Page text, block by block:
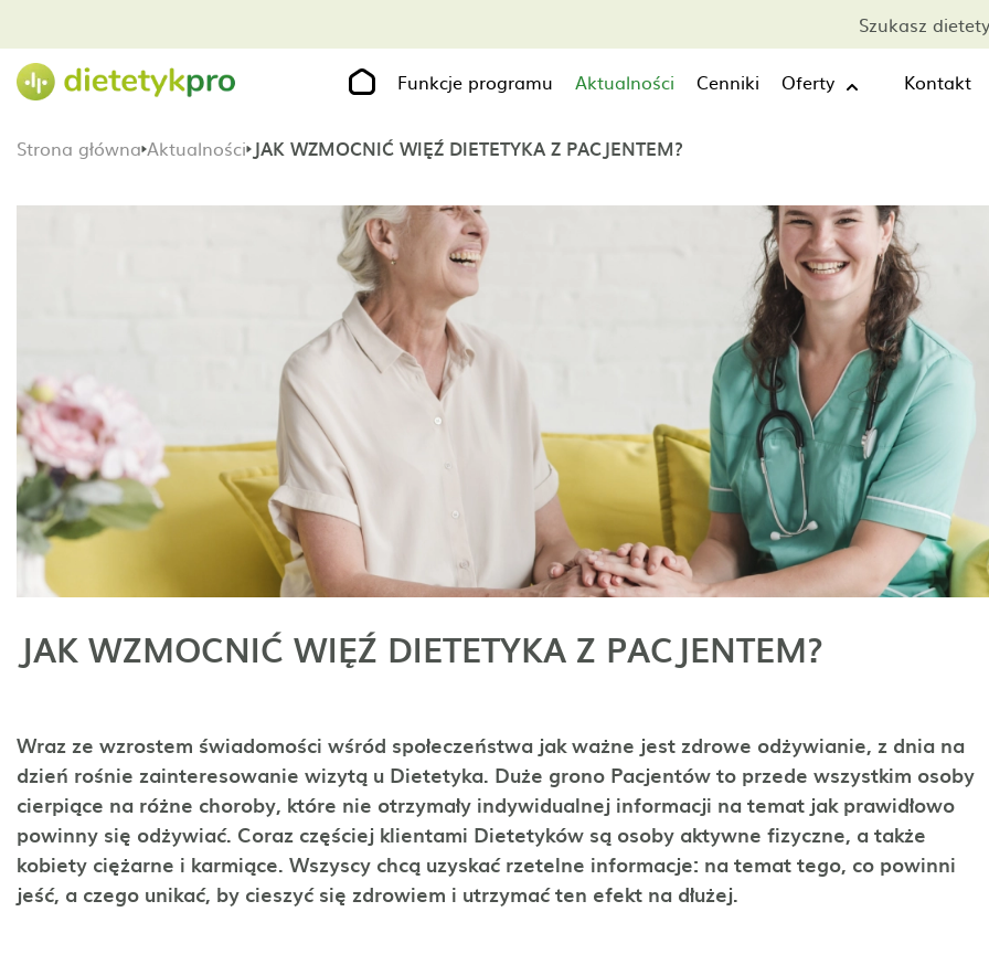
Szukasz
Funkcje programu Aktualności Cenniki Oferty Kontakt
Strona główna Aktualności JAK WZMOCNIĆ WIĘŹ DIETETYKA Z PACJENTEM?
JAK WZMOCNIĆ WIĘŹ DIETETYKA Z PACJENTEM?
Wraz ze wzrostem świadomości wśród społeczeństwa jak ważne jest zdrowe odżywianie, z dnia na
dzień rośnie zainteresowanie wizytą u Dietetyka. Duże grono Pacjentów to przede wszystkim osoby
cierpiące na różne choroby, które nie otrzymały indywidualnej informacji na temat jak prawidłowo
powinny się odżywiać. Coraz częściej klientami Dietetyków są osoby aktywne fizyczne, a także
kobiety ciężarne i karmiące. Wszyscy chcą uzyskać rzetelne informacje: na temat tego, co powinni
jeść, a czego unikać, by cieszyć się zdrowiem i utrzymać ten efekt na dłużej.